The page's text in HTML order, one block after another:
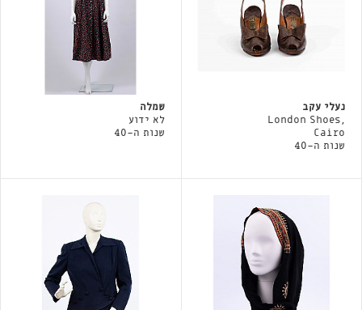
נעלי עקב
London Shoes,
Cairo
שנות ה-40
שמלה
לא ידוע
שנות ה-40